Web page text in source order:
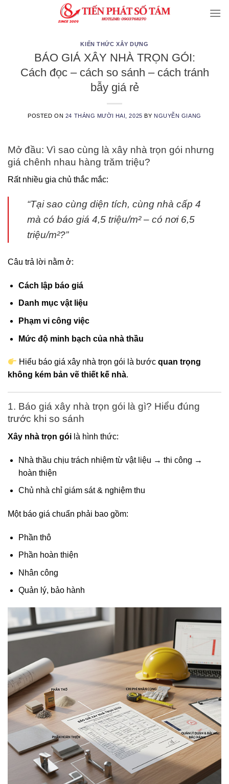
KIẾN THỨC XÂY DỰNG
BÁO GIÁ XÂY NHÀ TRỌN GÓI:
Cách đọc – cách so sánh – cách tránh
bẫy giá rẻ
POSTED ON 24 THÁNG MƯỜI HAI, 2025 BY NGUYỄN GIANG
Mở đầu: Vì sao cùng là xây nhà trọn gói nhưng
giá chênh nhau hàng trăm triệu?
Rất nhiều gia chủ thắc mắc:
“Tại sao cùng diện tích, cùng nhà cấp 4
mà có báo giá 4,5 triệu/m² – có nơi 6,5
triệu/m²?”
Câu trả lời nằm ở:
Cách lập báo giá
Danh mục vật liệu
Phạm vi công việc
Mức độ minh bạch của nhà thầu
Hiểu báo giá xây nhà trọn gói là bướcquan trọng
không kém bản vẽ thiết kế nhà.
1. Báo giá xây nhà trọn gói là gì? Hiểu đúng
trước khi so sánh
Xây nhà trọn gói là hình thức:
Nhà thầu chịu trách nhiệm từ vật liệu → thi công →
hoàn thiện
Chủ nhà chỉ giám sát & nghiệm thu
Một báo giá chuẩn phải bao gồm:
Phần thô
Phần hoàn thiện
Nhân công
Quản lý, bảo hành